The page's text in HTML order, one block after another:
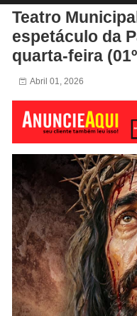
Teatro
espetáculo da
quarta-feira
Abril 01, 2026